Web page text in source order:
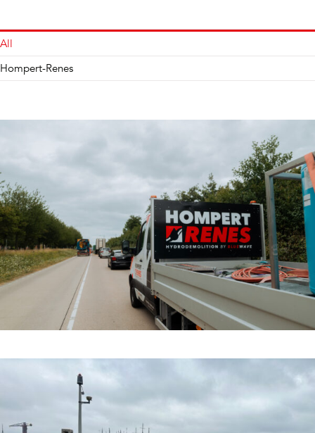
All
Hompert-Renes